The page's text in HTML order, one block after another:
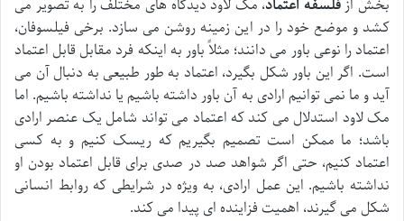
بخش ازفلسفه اعتماد، مک لاود دیدگاه های مختلف را به تصویر می
کشد و موضع خود را در این زمینه روشن می سازد. برخی فیلسوفان،
اعتماد را نوعی باور می دانند؛ مثلاً باور به اینکه فرد مقابل قابل اعتماد
است. اگر این باور شکل بگیرد، اعتماد به طور طبیعی به دنبال آن می
آید و ما نمی توانیم ارادی به آن باور داشته باشیم یا نداشته باشیم. اما
مک لاود استدلال می کند که اعتماد می تواند شامل یک عنصر ارادی
باشد؛ ما ممکن است تصمیم بگیریم که ریسک کنیم و به کسی
اعتماد کنیم، حتی اگر شواهد صد در صدی برای قابل اعتماد بودن او
نداشته باشیم. این عمل ارادی، به ویژه در شرایطی که روابط انسانی
شکل می گیرند، اهمیت فزاینده ای پیدا می کند.